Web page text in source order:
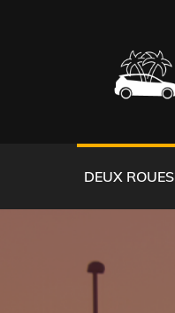
DEUX ROUES